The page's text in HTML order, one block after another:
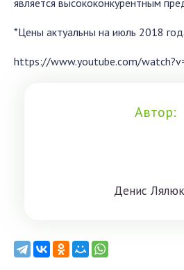
является высококонкурентным
*Цены актуальны на июль 2018
https://www.youtube.com/
Автор:
Дeниc